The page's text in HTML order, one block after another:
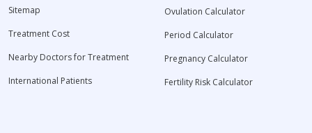
Sitemap
Treatment Cost
Nearby Doctors for Treatment
International Patients
Ovulation Calculator
Period Calculator
Pregnancy Calculator
Fertility Risk Calculator